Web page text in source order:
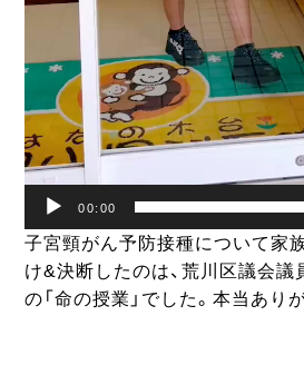
00:00
子宮頸がん予防接種について家
け&決断したのは、荒川区議会議
の「命の授業」でした。本当あり